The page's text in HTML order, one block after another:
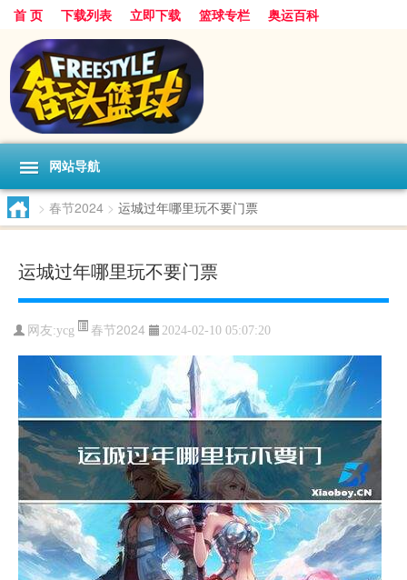
首 页 下载列表 立即下载 篮球专栏 奥运百科
网站导航
> 春节2024 > 运城过年哪里玩不要门票
运城过年哪里玩不要门票
网友:ycg 春节2024 2024-02-10 05:07:20